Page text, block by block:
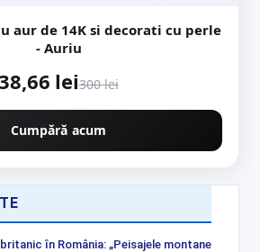
aur de 14K si decorati cu perle
- Auriu
lei300 lei
Cumpără acum
în România: „Peisajele montane